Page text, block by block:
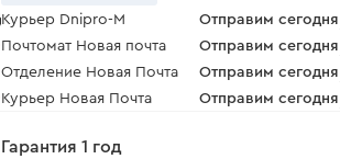
Курьер Dnipro-M
Отправим сегодня
Почтомат Новая почта
Отправим сегодня
Отделение Новая Почта
Отправим сегодня
Курьер Новая Почта
Отправим сегодня
Гарантия 1 год